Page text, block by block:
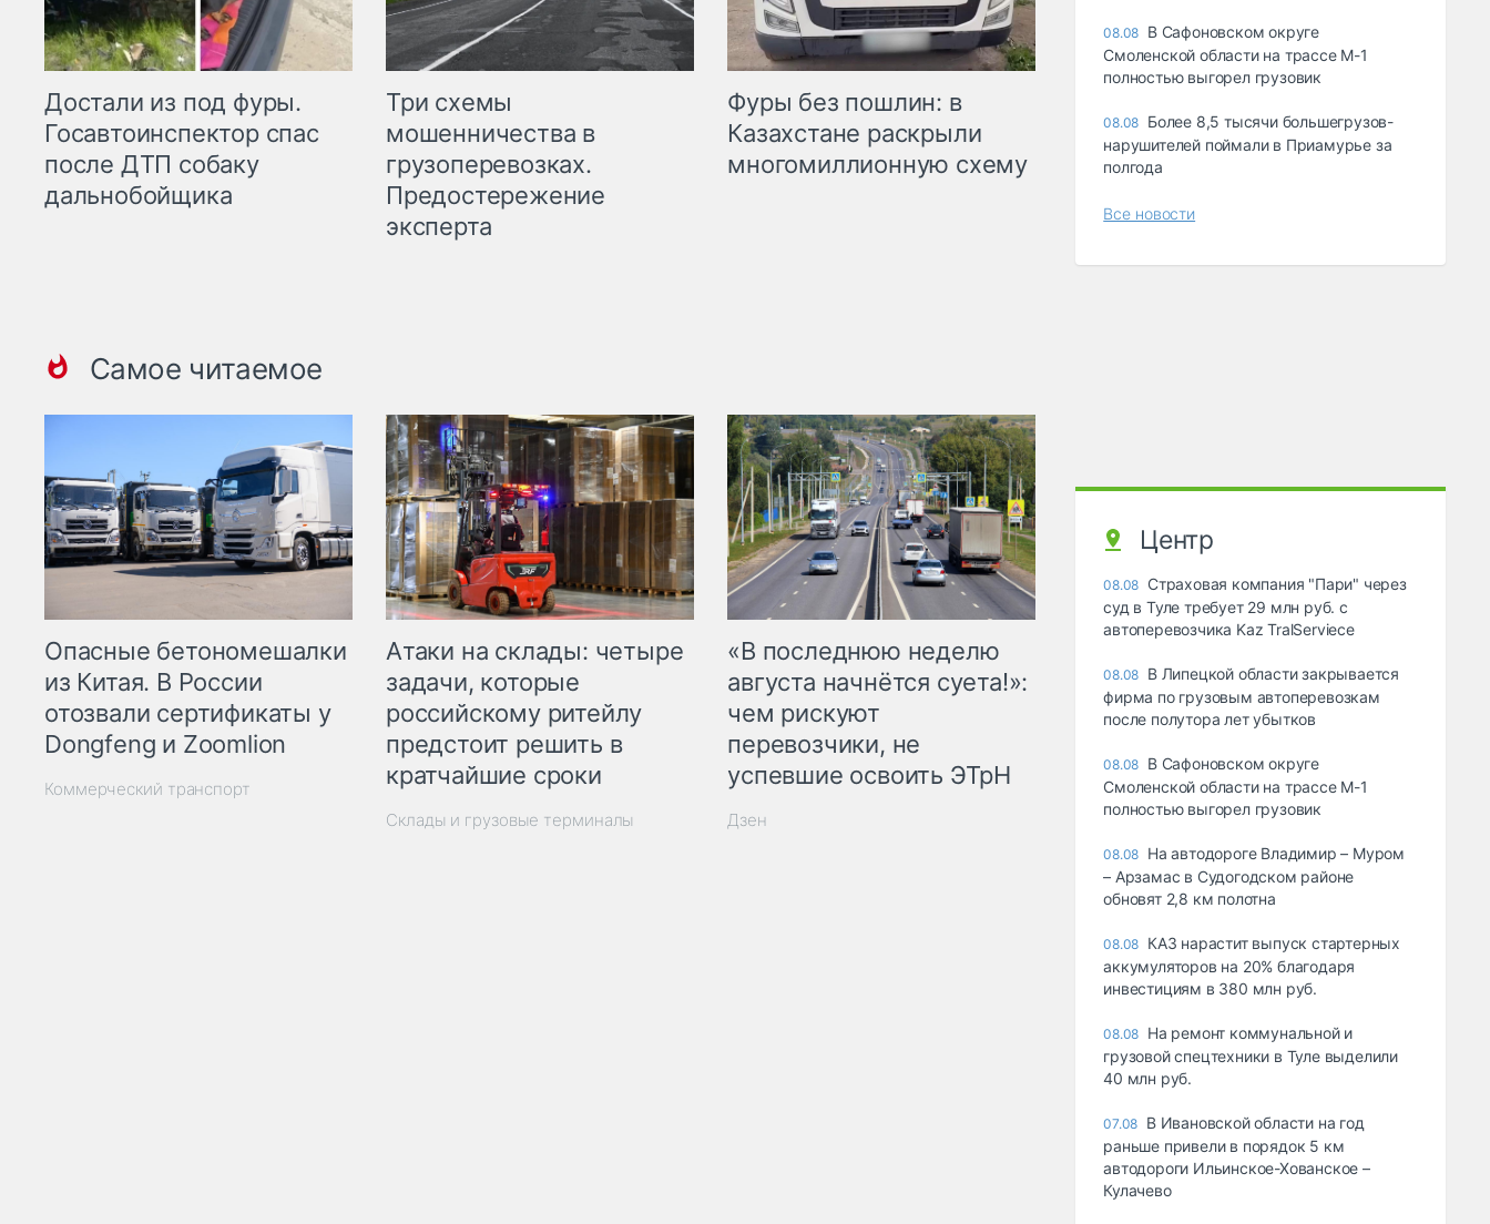
Достали из под фуры.
Госавтоинспектор спас
после ДТП собаку
дальнобойщика
Три схемы
мошенничества в
грузоперевозках.
Предостережение
эксперта
Фуры без пошлин: в
Казахстане раскрыли
многомиллионную схему
Самое читаемое
Опасные бетономешалки
из Китая. В России
отозвали сертификаты у
Dongfeng и Zoomlion
Коммерческий транспорт
Атаки на склады: четыре
задачи, которые
российскому ритейлу
предстоит решить в
кратчайшие сроки
Склады и грузовые терминалы
«В последнюю неделю
августа начнётся суета!»:
чем рискуют
перевозчики, не
успевшие освоить ЭТрН
Дзен
08.08 В Сафоновском округе
Смоленской области на трассе М-1
полностью выгорел грузовик
08.08 Более 8,5 тысячи большегрузов-
нарушителей поймали в Приамурье за
полгода
Все новости
Центр
08.08 Страховая компания "Пари" через
суд в Туле требует 29 млн руб. с
автоперевозчика Kaz TralServiece
08.08 В Липецкой области закрывается
фирма по грузовым автоперевозкам
после полутора лет убытков
08.08 В Сафоновском округе
Смоленской области на трассе М-1
полностью выгорел грузовик
08.08 На автодороге Владимир – Муром
– Арзамас в Судогодском районе
обновят 2,8 км полотна
08.08 КАЗ нарастит выпуск стартерных
аккумуляторов на 20% благодаря
инвестициям в 380 млн руб.
08.08 На ремонт коммунальной и
грузовой спецтехники в Туле выделили
40 млн руб.
07.08 В Ивановской области на год
раньше привели в порядок 5 км
автодороги Ильинское-Хованское –
Кулачево